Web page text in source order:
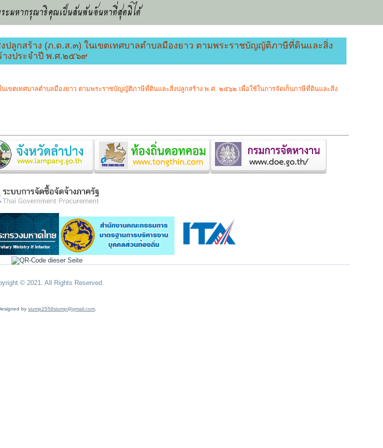
ะมหากรุณาธิคุณเป็นล้นพ้นอันหาที่สุดมิได้
ปลูกสร้าง (ภ.ด.ส.๓) ในเขตเทศบาลตำบลมืองยาว ตามพระราชบัญญัติภาษีที่ดินและสิ่ง
างประจำปี พ.ศ.๒๕๖๙
เขตเทศบาลตำบลมืองยาว ตามพระราชบัญญัติภาษีที่ดินและสิ่งปลูกสร้าง พ.ศ. ๒๕๖๒ เพื่อใช้ในการจัดเก็บภาษีที่ดินและสิ่ง
© 2021. All Rights Reserved.
by siump2558siump@gmail.com